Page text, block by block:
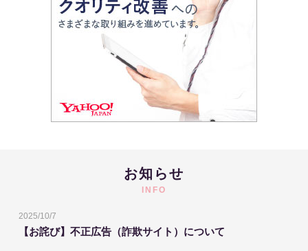
お知らせ
INFO
2025/10/7
【お詫び】不正広告（詐欺サイト）について